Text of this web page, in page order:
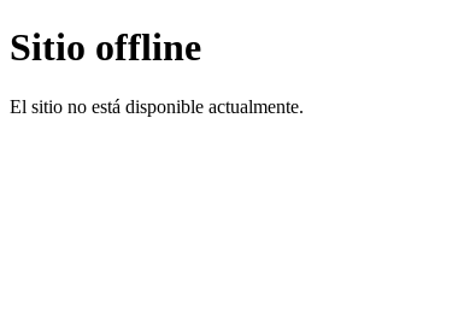
Sitio offline
El sitio no está disponible actualmente.